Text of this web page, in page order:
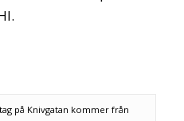
på Knivgatan kommer från